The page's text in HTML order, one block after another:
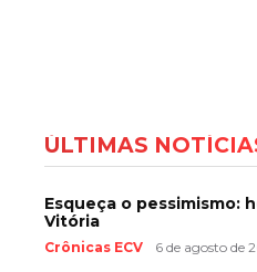
ÚLTIMAS
Esqueça o pessimismo:
Vitória
Crônicas ECV 6 de agosto de